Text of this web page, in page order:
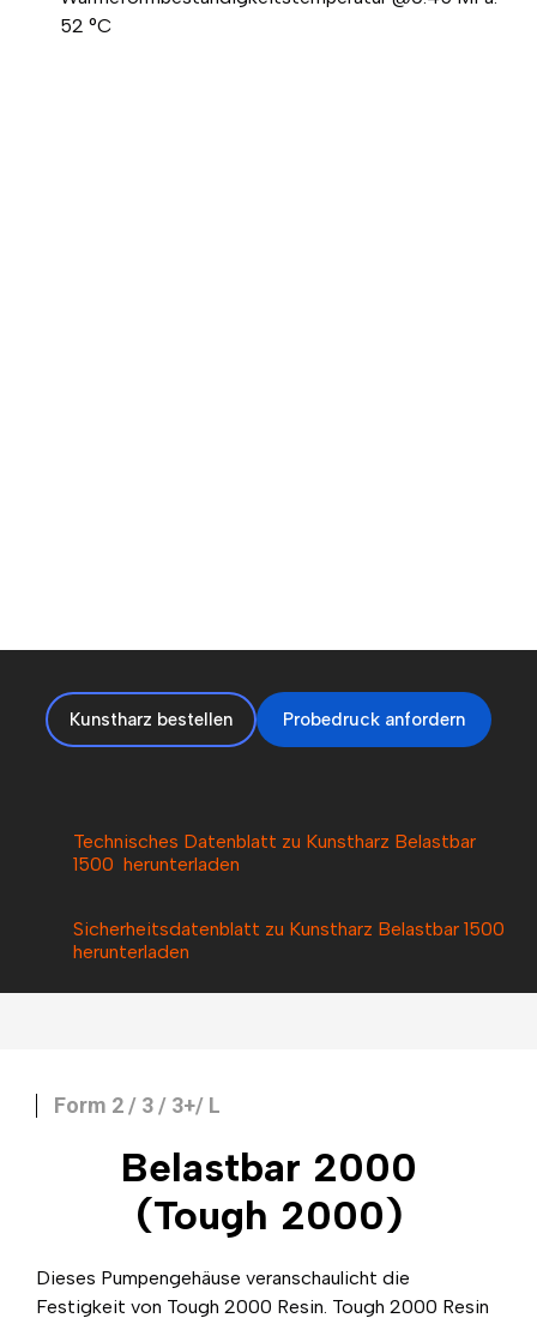
52 °C
Kunstharz bestellen Probedruck anfordern
Technisches Datenblatt zu Kunstharz Belastbar
1500 herunterladen
Sicherheitsdatenblatt zu Kunstharz Belastbar 1500
herunterladen
Form 2 / 3 / 3+/ L
Belastbar 2000
(Tough 2000)
Dieses Pumpengehäuse veranschaulicht die
Festigkeit von Tough 2000 Resin. Tough 2000 Resin